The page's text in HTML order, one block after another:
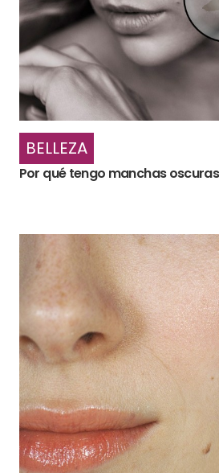
BELLEZA
Por qué tengo manchas